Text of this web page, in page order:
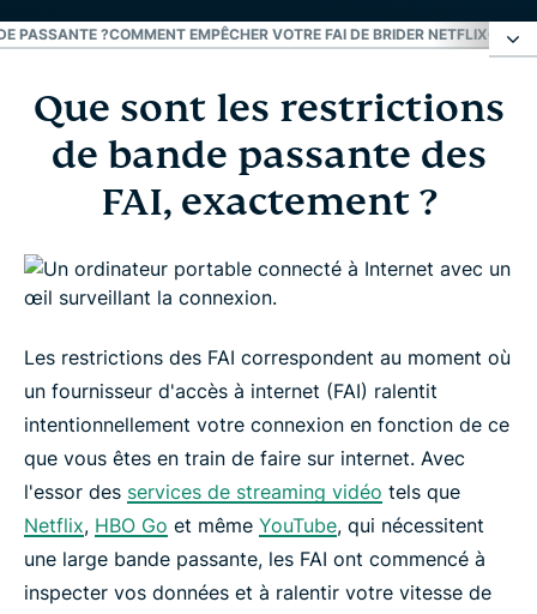
PASSANTE ?COMMENT EMPÊCHER VOTRE FAI DE BRIDER NETFLIX
Que sont les restrictions de bande passante des
FAI, exactement ?
Quel est le meilleur moyen de contourner la
Contournez les restrictions des FAI en 3 étapes
simples
FAQ : Limitations des FAI
Ne laissez pas les FAI ralentir votre streaming
vidéo
Que sont les restrictions
de bande passante des
FAI, exactement ?
Les restrictions des FAI correspondent au moment où
un fournisseur d'accès à internet (FAI) ralentit
intentionnellement votre connexion en fonction de ce
que vous êtes en train de faire sur internet. Avec
l'essor des services de streaming vidéo tels que
Netflix, HBO Go et même YouTube, qui nécessitent
une large bande passante, les FAI ont commencé à
inspecter vos données et à ralentir votre vitesse de